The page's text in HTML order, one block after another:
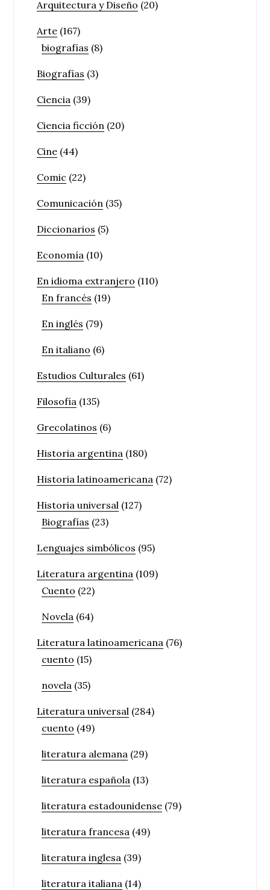
Arquitectura y Diseño (20)
Arte (167)
biografías (8)
Biografías (3)
Ciencia (39)
Ciencia ficción (20)
Cine (44)
Comic (22)
Comunicación (35)
Diccionarios (5)
Economía (10)
En idioma extranjero (110)
En francés (19)
En inglés (79)
En italiano (6)
Estudios Culturales (61)
Filosofía (135)
Grecolatinos (6)
Historia argentina (180)
Historia latinoamericana (72)
Historia universal (127)
Biografías (23)
Lenguajes simbólicos (95)
Literatura argentina (109)
Cuento (22)
Novela (64)
Literatura latinoamericana (76)
cuento (15)
novela (35)
Literatura universal (284)
cuento (49)
literatura alemana (29)
literatura española (13)
literatura estadounidense (79)
literatura francesa (49)
literatura inglesa (39)
literatura italiana (14)